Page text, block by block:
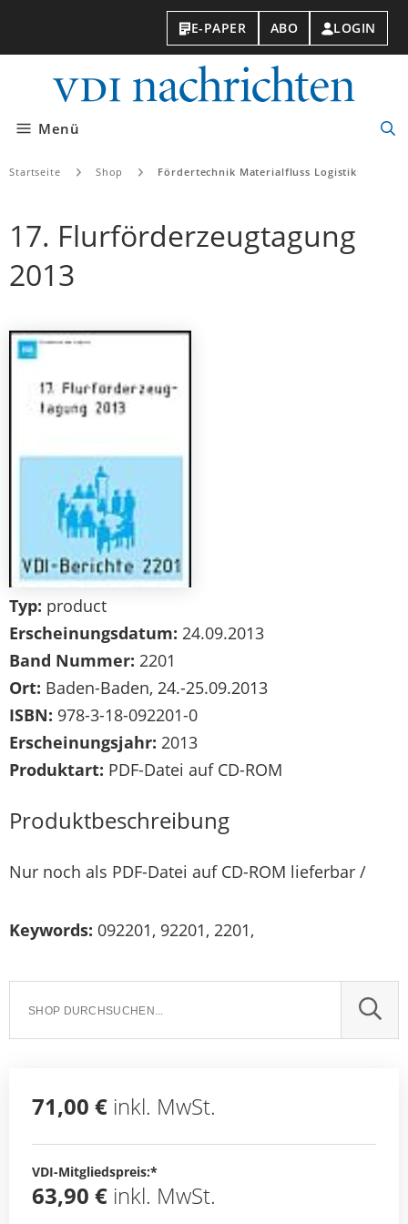
E-PAPER ABO LOGIN
Menü
Startseite Shop Fördertechnik Materialfluss Logistik
17. Flurförderzeugtagung
2013
Typ: product
Erscheinungsdatum: 24.09.2013
Band Nummer: 2201
Ort: Baden-Baden, 24.-25.09.2013
ISBN: 978-3-18-092201-0
Erscheinungsjahr: 2013
Produktart: PDF-Datei auf CD-ROM
Produktbeschreibung
Nur noch als PDF-Datei auf CD-ROM lieferbar /
Keywords: 092201, 92201, 2201,
71,00 € inkl. MwSt.
VDI-Mitgliedspreis:*
63,90 € inkl. MwSt.